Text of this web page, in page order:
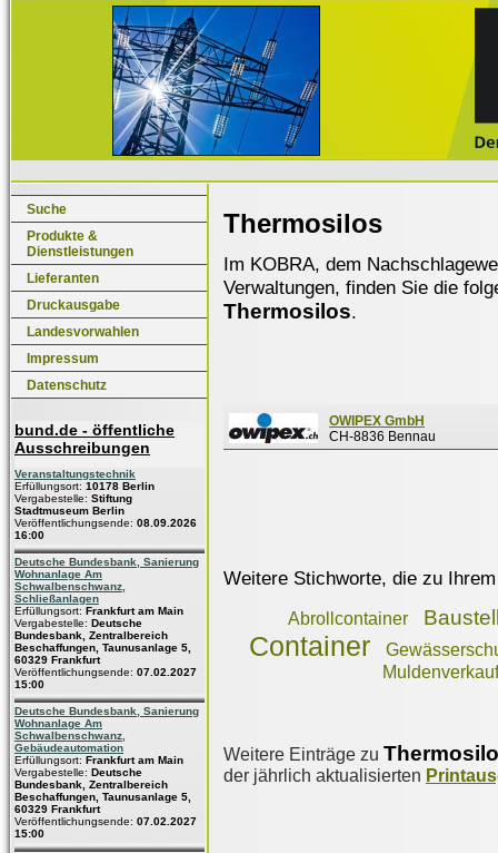
Suche
Produkte &
Dienstleistungen
Lieferanten
Druckausgabe
Landesvorwahlen
Impressum
Datenschutz
bund.de - öffentliche
Ausschreibungen
Veranstaltungstechnik
Erfüllungsort: 10178 Berlin
Vergabestelle: Stiftung
Stadtmuseum Berlin
Veröffentlichungsende: 08.09.2026
16:00
Deutsche Bundesbank, Sanierung
Wohnanlage Am
Schwalbenschwanz,
Schließanlagen
Erfüllungsort: Frankfurt am Main
Vergabestelle: Deutsche
Bundesbank, Zentralbereich
Beschaffungen, Taunusanlage 5,
60329 Frankfurt
Veröffentlichungsende: 07.02.2027
15:00
Deutsche Bundesbank, Sanierung
Wohnanlage Am
Schwalbenschwanz,
Gebäudeautomation
Erfüllungsort: Frankfurt am Main
Vergabestelle: Deutsche
Bundesbank, Zentralbereich
Beschaffungen, Taunusanlage 5,
60329 Frankfurt
Veröffentlichungsende: 07.02.2027
15:00
Thermosilos
Im KOBRA, dem
Verwaltungen, finden Sie die
Thermosilos.
OWIPEX GmbH
CH-8836 Bennau
Weitere Stichworte, die zu
Abrollcontainer
Container
Muldenverkauf
Weitere Einträge zu
der jährlich aktualisierten